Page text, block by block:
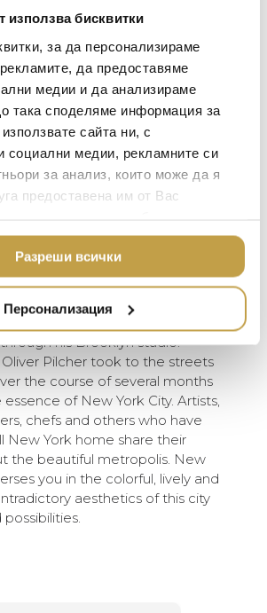
използва бисквитки
за да персонализираме
да предоставяме
медии и да анализираме
така споделяме информация за
сайта ни, с
социални медии, рекламните си
за анализ, които може да я
предоставена им от Вас
страна на услугите им.
Разреши всички
Персонализация
but New York Chic, seen
lens of Oliver Pilcher, presents
view of the city, beyond the
moments with the
City, as they want to
illustrate the city’s true
book assembles a visual
York chic,” and features New
coming creatives and spaces
New York.
Gilot opens the doors to her
apartment. Nightlife
Hernandez shares an
his Brooklyn studio.
Pilcher took to the streets
the course of several months
of New York City. Artists,
chefs and others who have
New York home share their
the beautiful metropolis. New
you in the colorful, lively and
aesthetics of this city
ЗА МАСАТА
ТЕКСТИЛ ЗА ДОМА
АРОМАТИ ЗА ДОМА
ИЗКУСТВО И КНИГИ
ВИСОК КЛАС
МЕБЕЛИ
ПОДАРЪЦИ
BACCARAT
TOM DIXON
MICHAEL ARAM
ASSOULINE
SELETTI
DOLCE & GABBANA
ETHNICRAFT
ZUIVER
DUTCHBONE